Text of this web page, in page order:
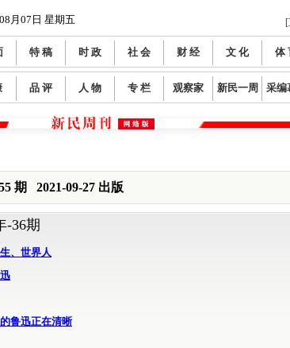
月07日 星期五
特 稿 时 政 社 会 财 经 文 化 体
品 评 人 物 专 栏 观察家 新民一周 采编
期 2021-09-27 出版
-36期
、世界人
鲁迅正在清晰